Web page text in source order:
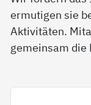
ermutigen sie
Aktivitäten.
gemeinsam die